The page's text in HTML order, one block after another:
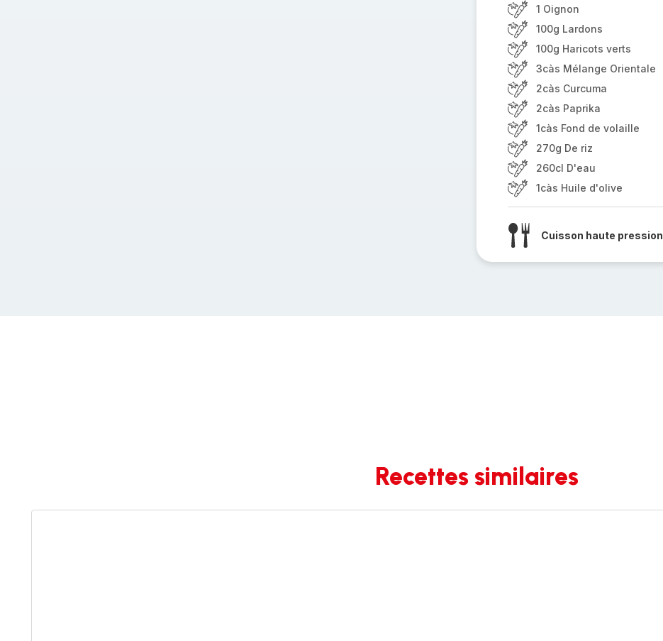
1 Oignon
100g Lardons
100g Haricots verts
3càs Mélange Orientale
2càs Curcuma
2càs Paprika
1càs Fond de volaille
270g De riz
260cl D'eau
1càs Huile d'olive
Cuisson haute pression
Recettes similaires